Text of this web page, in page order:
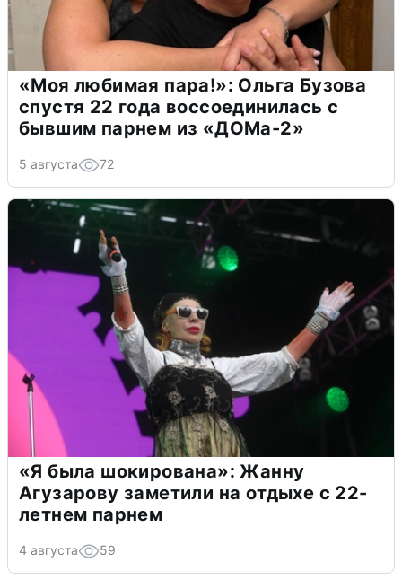
«Моя любимая пара!»: Ольга Бузова
спустя 22 года воссоединилась с
бывшим парнем из «ДОМа-2»
5 августа 72
«Я была шокирована»: Жанну
Агузарову заметили на отдыхе с 22-
летнем парнем
4 августа 59